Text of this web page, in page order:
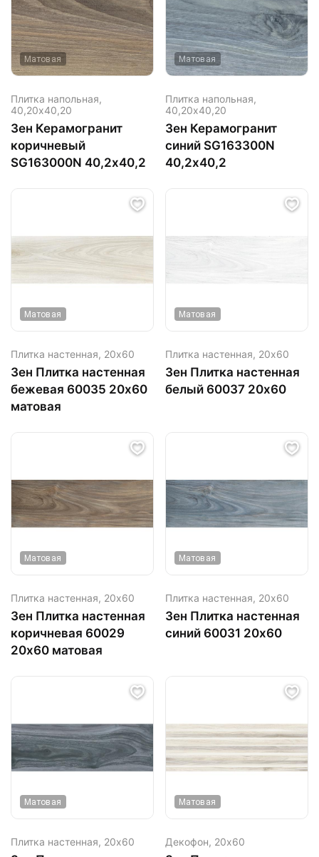
Матовая
Плитка напольная,
40,20х40,20
Зен Керамогранит
коричневый
SG163000N 40,2х40,2
Матовая
Плитка напольная,
40,20х40,20
Зен Керамогранит
синий SG163300N
40,2х40,2
Матовая
Плитка настенная, 20х60
Зен Плитка настенная
бежевая 60035 20х60
матовая
Матовая
Плитка настенная, 20х60
Зен Плитка настенная
белый 60037 20х60
Матовая
Плитка настенная, 20х60
Зен Плитка настенная
коричневая 60029
20х60 матовая
Матовая
Плитка настенная, 20х60
Зен Плитка настенная
синий 60031 20х60
Матовая
Плитка настенная, 20х60
Матовая
Декофон, 20х60